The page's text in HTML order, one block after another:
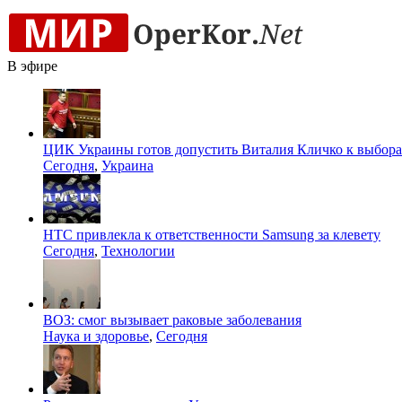
В эфире
ЦИК Украины готов допустить Виталия Кличко к
Сегодня, Украина
HTC привлекла к ответственности Samsung за клевету
Сегодня, Технологии
ВОЗ: смог вызывает раковые заболевания
Наука и здоровье, Сегодня